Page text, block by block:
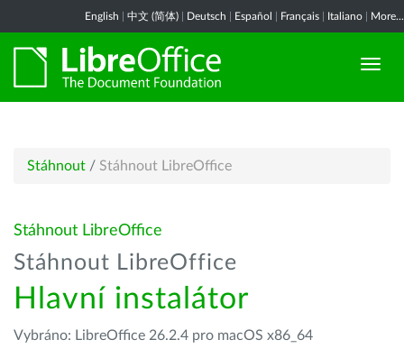
English 中文 (简体) Deutsch Español Français Italiano More...
Stáhnout / Stáhnout LibreOffice
Stáhnout LibreOffice
Stáhnout LibreOffice
Hlavní instalátor
Vybráno: LibreOffice 26.2.4 pro macOS x86_64